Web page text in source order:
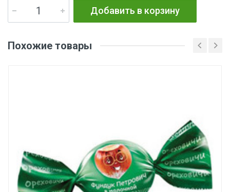
Добавить в корзину
Похожие товары